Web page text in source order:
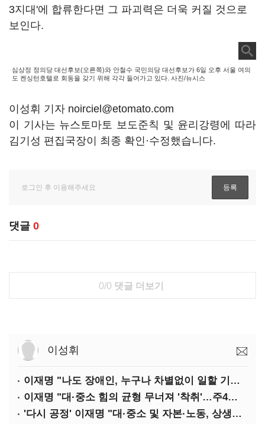
3지대'에 합류한다면 그 파괴력은 더욱 커질 것으로
보인다.
심상정 정의당 대선후보(오른쪽)와 안철수 국민의당 대선후보가 6일 오후 서울 여의
도 켄싱턴호텔로 회동을 갖기 위해 각각 들어가고 있다. 사진/뉴시스
이성휘 기자 noirciel@etomato.com
이 기사는 뉴스토마토 보도준칙 및 윤리강령에 따라
김기성 편집국장이 최종 확인·수정했습니다.
댓글 0
0/0 댓글 더보기
이성휘
이재명 "나도 장애인, 누구나 차별없이 일할 기회 중요"
이재명 "대·중소 힘의 균형 무너져 '착취'…주4일제, 가야할 길"
'다시 공정' 이재명 "대·중소 및 자본·노동, 상생하는 공정한 성장"